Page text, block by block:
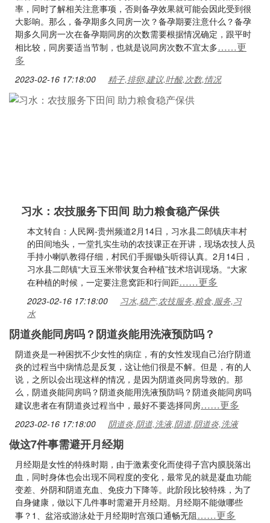
率，同时了解相关注意事项，否则备孕效果就可能会因此受到很
大影响。那么，备孕期多久同房一次？备孕期要注意什么？备孕
期多久同房一次在备孕期同房的次数需要根据情况确定，跟平时
相比较，同房要适当节制，也就是说同房次数不宜太多……更
多
2023-02-16 17:18:00 精子,排卵,建议,叶酸,次数,情况
习水：农技服务下田间 助力粮食稳产保供
本文转自：人民网-贵州频道2月14日，习水县二郎镇庆丰村
的田间地头，一堂扎实生动的农技课正在开讲，现场农技人员
手持小喇叭教得仔细，村民们手握锄头听得认真。2月14日，
习水县二郎镇“大豆玉米带状复合种植”技术培训现场。“大家
在种植的时候，一定要注意窝距和行间距……更多
2023-02-16 17:18:00
习水,稳产,农技服务,粮食,服务,习
水
阴道炎能同房吗？阴道炎能用洗液预防吗？
阴道炎是一种困扰不少女性的病症，有的女性发现自己治疗阴道
炎的过程当中病情总是反复，这让他们很是不解。但是，有的人
说，之所以会出现这样的情况，是因为阴道炎同房导致的。那
么，阴道炎能同房吗？阴道炎能用洗液预防吗？阴道炎能同房吗
建议患者在有阴道炎过程当中，最好不要选择同房……更多
2023-02-16 17:18:00 阴道炎,阴道,洗液,阴道,阴道炎,洗液
做这7件事需避开月经期
月经期是女性的特殊时期，由于激素变化而使得子宫内膜脱落出
血，同时身体也会出现不同程度的变化，最常见的就是凝血功能
变差、外阴和阴道充血、免疫力下降等。此阶段比较特殊，为了
自身健康，做以下几件事时需避开月经期。月经期不能做哪些
事？1、盆浴或游泳处于月经期时宫颈口通畅无阻……更多